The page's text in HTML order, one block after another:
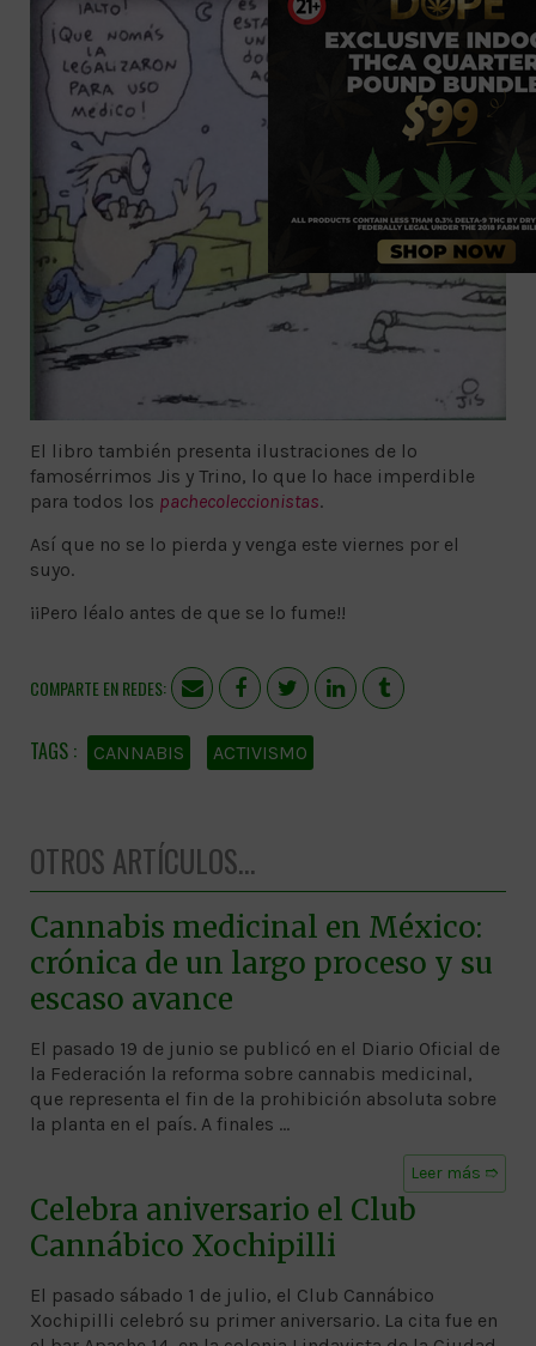
El libro también presenta ilustraciones de lo
famosérrimos Jis y Trino, lo que lo hace imperdible
para todos los pachecoleccionistas.
Así que no se lo pierda y venga este viernes por el
suyo.
¡¡Pero léalo antes de que se lo fume!!
COMPARTE EN REDES:
CANNABIS ACTIVISMO
OTROS ARTÍCULOS...
Cannabis medicinal en México:
crónica de un largo proceso y su
escaso avance
El pasado 19 de junio se publicó en el Diario Oficial de
la Federación la reforma sobre cannabis medicinal,
que representa el fin de la prohibición absoluta sobre
la planta en el país. A finales …
Leer más ➱
Celebra aniversario el Club
Cannábico Xochipilli
El pasado sábado 1 de julio, el Club Cannábico
Xochipilli celebró su primer aniversario. La cita fue en